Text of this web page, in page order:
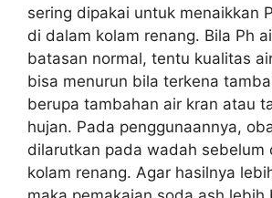
sering dipakai untuk menaikkan
di dalam kolam renang. Bila Ph
batasan normal, tentu kualitas
bisa menurun bila terkena
berupa tambahan air kran atau
hujan. Pada penggunaannya,
dilarutkan pada wadah sebelum
kolam renang. Agar hasilnya